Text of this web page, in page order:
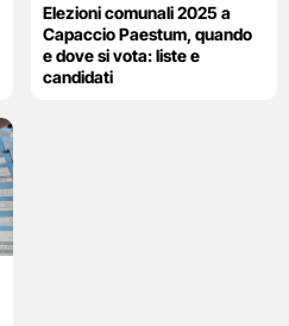
Elezioni comunali 2025 a
Capaccio Paestum, quando
e dove si vota: liste e
candidati